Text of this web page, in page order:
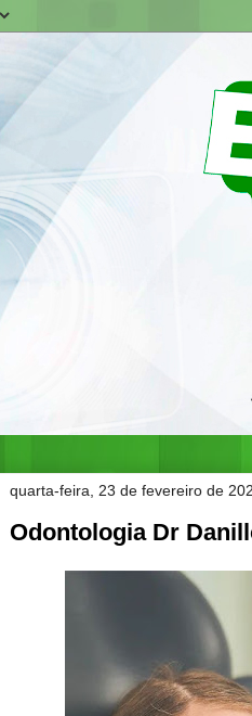
quarta-feira, 23 de fevereiro de
Odontologia Dr